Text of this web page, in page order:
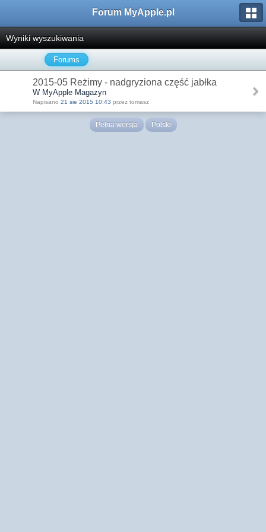
Forum MyApple.pl
Wyniki wyszukiwania
Forums
2015-05 Reżimy - nadgryziona część jabłka
W MyApple Magazyn
Napisano 21 sie 2015 10:43 przez tomasz
Pełna wersja Polski